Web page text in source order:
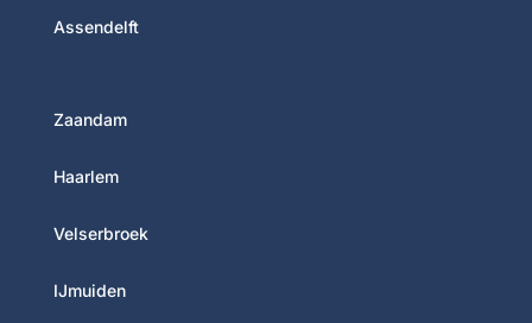
Assendelft
Zaandam
Haarlem
Velserbroek
IJmuiden